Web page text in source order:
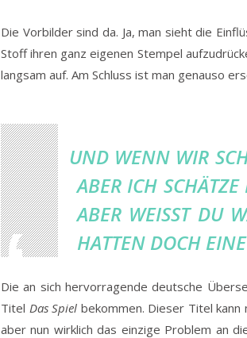
Die Vorbilder sind da. Ja, man sieht die
Stoff ihren ganz eigenen Stempel
langsam auf. Am Schluss ist man genauso
UND WENN WIR
ABER ICH
ABER WEISST DU
ATTEN DOCH EINE
Die an sich hervorragende deutsche
Titel Das Spiel bekommen. Dieser Titel
aber nun wirklich das einzige Problem an